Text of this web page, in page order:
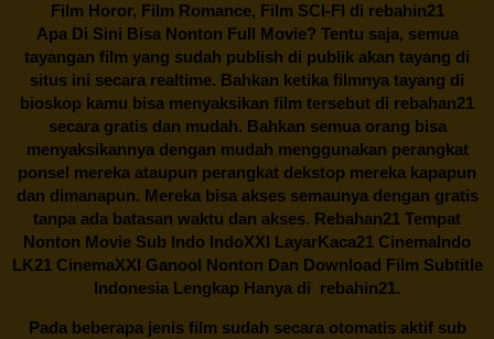
Film Horor, Film Romance, Film SCI-FI di rebahin21
Apa Di Sini Bisa Nonton Full Movie? Tentu saja, semua
tayangan film yang sudah publish di publik akan tayang di
situs ini secara realtime. Bahkan ketika filmnya tayang di
bioskop kamu bisa menyaksikan film tersebut di rebahan21
secara gratis dan mudah. Bahkan semua orang bisa
menyaksikannya dengan mudah menggunakan perangkat
ponsel mereka ataupun perangkat dekstop mereka kapapun
dan dimanapun. Mereka bisa akses semaunya dengan gratis
tanpa ada batasan waktu dan akses. Rebahan21 Tempat
Nonton Movie Sub Indo IndoXXI LayarKaca21 CinemaIndo
LK21 CinemaXXI Ganool Nonton Dan Download Film Subtitle
Indonesia Lengkap Hanya di rebahin21.
Pada beberapa jenis film sudah secara otomatis aktif sub